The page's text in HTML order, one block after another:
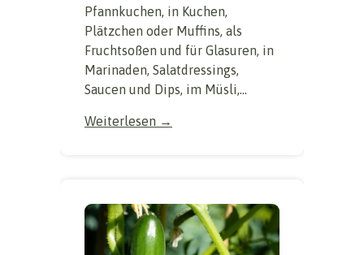
Pfannkuchen, in Kuchen,
Plätzchen oder Muffins, als
Fruchtsoßen und für Glasuren, in
Marinaden, Salatdressings,
Saucen und Dips, im Müsli,...
Weiterlesen →